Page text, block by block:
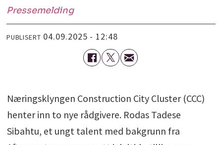
Pressemelding
PUBLISERT 04.09.2025 - 12:48
Næringsklyngen Construction City Cluster (CCC)
henter inn to nye rådgivere. Rodas Tadese
Sibahtu, et ungt talent med bakgrunn fra